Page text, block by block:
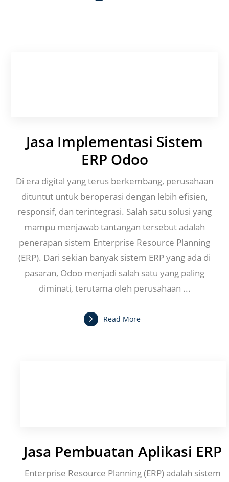
Jasa Implementasi Sistem
ERP Odoo
Di era digital yang terus berkembang, perusahaan
dituntut untuk beroperasi dengan lebih efisien,
responsif, dan terintegrasi. Salah satu solusi yang
mampu menjawab tantangan tersebut adalah
penerapan sistem Enterprise Resource Planning
(ERP). Dari sekian banyak sistem ERP yang ada di
pasaran, Odoo menjadi salah satu yang paling
diminati, terutama oleh perusahaan ...
Read More
Jasa Pembuatan Aplikasi ERP
Enterprise Resource Planning (ERP) adalah sistem